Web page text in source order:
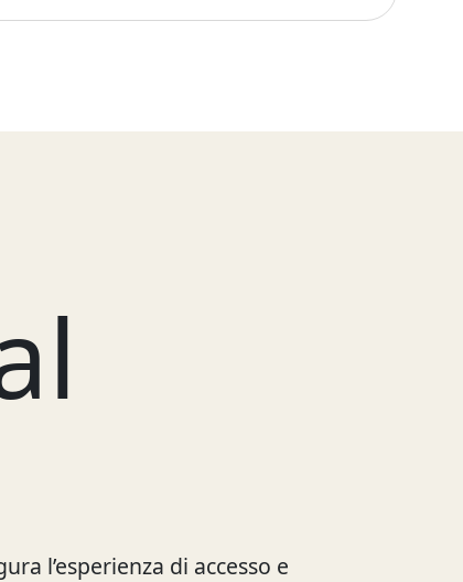
l’esperienza di accesso e